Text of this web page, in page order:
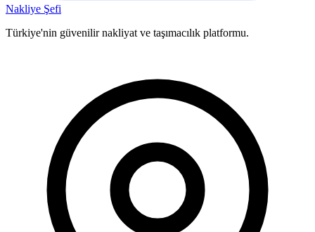
Nakliye Şefi
Türkiye'nin güvenilir nakliyat ve taşımacılık platformu.